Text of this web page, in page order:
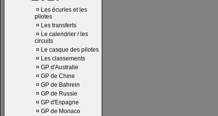
¤ Les écuries et les
pilotes
¤ Les transferts
¤ Le calendrier / les
circuits
¤ Le casque des pilotes
¤ Les classements
¤ GP d'Australie
¤ GP de Chine
¤ GP de Bahrein
¤ GP de Russie
¤ GP d'Espagne
¤ GP de Monaco